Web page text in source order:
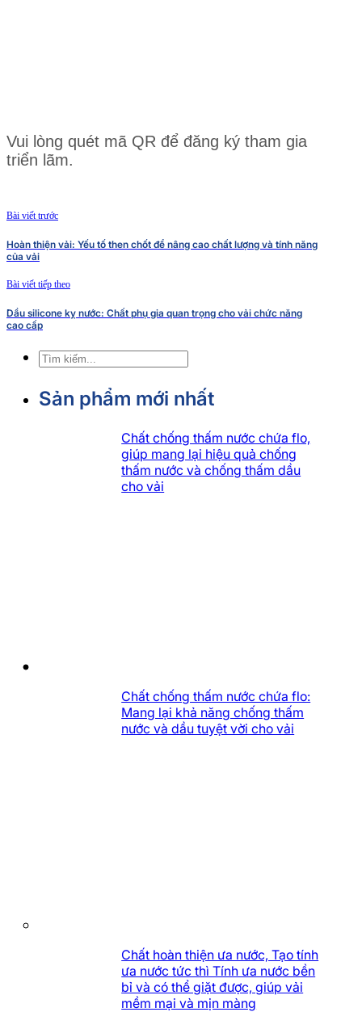
Vui lòng quét mã QR để đăng ký tham gia
triển lãm.
Bài viết trước
Hoàn thiện vải: Yếu tố then chốt để nâng cao chất lượng và tính năng
của vải
Bài viết tiếp theo
Dầu silicone kỵ nước: Chất phụ gia quan trọng cho vải chức năng
cao cấp
Tìm
Sản phẩm mới nhất
Chất chống thấm nước chứa flo,
giúp mang lại hiệu quả chống
thấm nước và chống thấm dầu
cho vải
Chất chống thấm nước chứa flo:
Mang lại khả năng chống thấm
nước và dầu tuyệt vời cho vải
Chất hoàn thiện ưa nước, Tạo tính
ưa nước tức thì Tính ưa nước bền
bỉ và có thể giặt được, giúp vải
mềm mại và mịn màng